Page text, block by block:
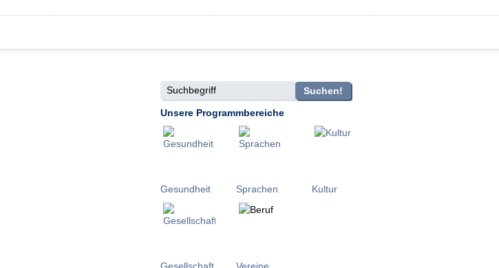
Suchbegriff Suchen!
Unsere Programmbereiche
Gesundheit Sprachen Kultur